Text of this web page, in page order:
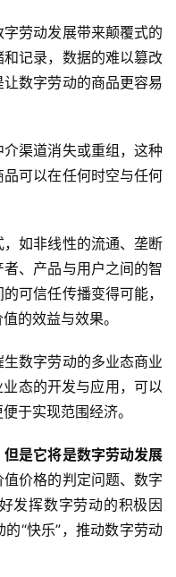
劳动发展带来颠覆式的
记录，数据的难以篡改
数字劳动的商品更容易
渠道消失或重组，这种
可以在任何时空与任何
如非线性的流通、垄断
、产品与用户之间的智
可信任传播变得可能，
的效益与效果。
数字劳动的多业态商业
态的开发与应用，可以
于实现范围经济。
是它将是数字劳动发展
价格的判定问题、数字
发挥数字劳动的积极因
“快乐”，推动数字劳动